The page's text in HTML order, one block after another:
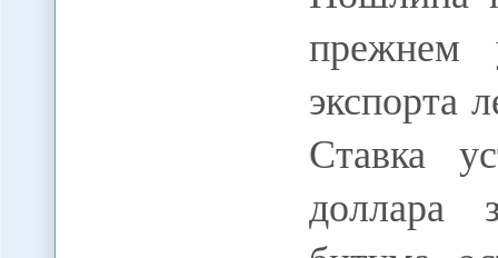
прежнем
экспорта
Ставка
доллара